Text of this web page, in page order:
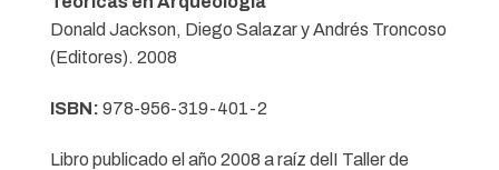
Donald Jackson, Diego Salazar y Andrés Troncoso
(Editores). 2008
ISBN: 978-956-319-401-2
Libro publicado el año 2008 a raíz delI Taller de